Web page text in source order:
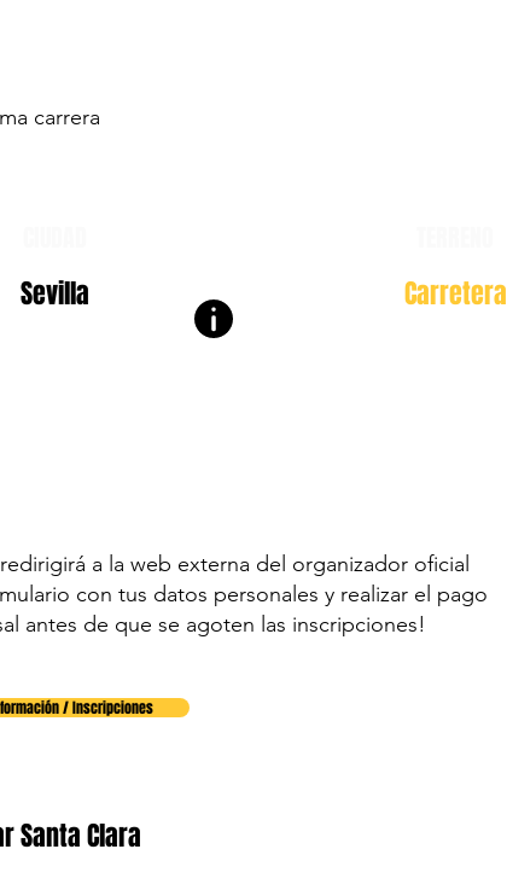
carrera
Sevilla Carretera
a la web externa del organizador oficial
con tus datos personales y realizar el pago
antes de que se agoten las inscripciones!
/ Inscripciones
Santa Clara